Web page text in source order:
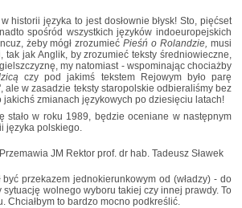
historii języka to jest dosłownie błysk! Sto, pięćset
spośród wszystkich języków indoeuropejskich
żeby mógł zrozumiećPieśń o Rolandzie, musi
tak jak Anglik, by zrozumieć teksty średniowieczne,
my natomiast - wspominając chociażby
czy pod jakimś tekstem Rejowym było parę
ale w zasadzie teksty staropolskie odbieraliśmy bez
zmianach językowych po dziesięciu latach!
w roku 1989, będzie oceniane w następnym
języka polskiego.
przekazem jednokierunkowym od (władzy) - do
wolnego wyboru takiej czy innej prawdy. To
to bardzo mocno podkreślić.